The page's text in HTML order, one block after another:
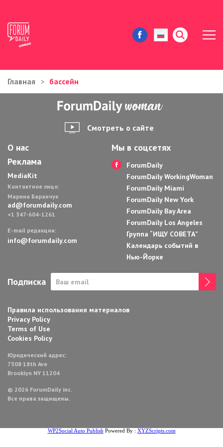
ИММИГРАЦИЯ В США
АВТОРСКИЕ КОЛОНКИ
ЗДОРОВЬЕ И КРАСОТА
ДОМ И ЕДА
Главная бассейн
Смотреть о сайте
О нас
Реклама
MediaKit
Контактное лицо:
Марина Баранчук
ad@forumdaily.com
+1 347-604-1261
E-mail редакции:
info@forumdaily.com
Мы в соцсетях
ForumDaily
ForumDaily WorkingWoman
ForumDaily Miami
ForumDaily New York
ForumDaily Bay Area
ForumDaily Los Angeles
Группа “ИЩУ СОВЕТА”
Календарь событий в
Нью-Йорке
Подписка
Правила использования материалов
Privacy Policy
Terms of Use
Cookies Policy
Юридический адрес:
7308 18th Ave
Brooklyn NY 11204
© 2026 ForumDaily inc.
Все права защищены.
WP2Social Auto Publish Powered By : XYZScripts.com